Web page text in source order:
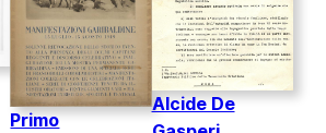
Primo
Alcide De